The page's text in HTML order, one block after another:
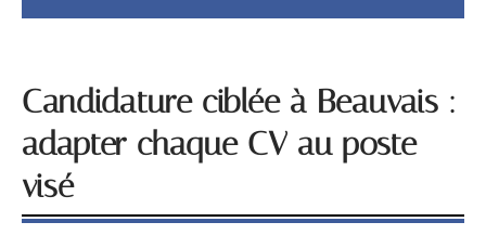
Candidature ciblée à Beauvais :
adapter chaque CV au poste
visé